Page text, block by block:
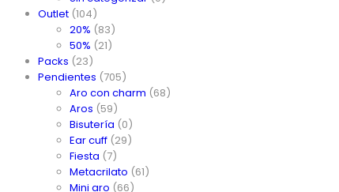
Outlet (104)
20% (83)
50% (21)
Packs (23)
Pendientes (705)
Aro con charm (68)
Aros (59)
Bisutería (0)
Ear cuff (29)
Fiesta (7)
Metacrilato (61)
Mini aro (66)